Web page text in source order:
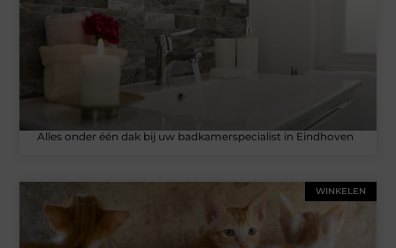
Alles onder één dak bij uw badkamerspecialist in Eindhoven
WINKELEN